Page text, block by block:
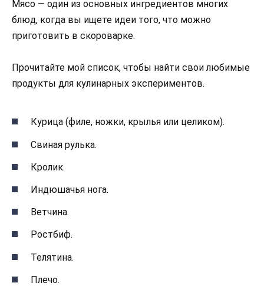
Мясо — один из основных ингредиентов многих
блюд, когда вы ищете идеи того, что можно
приготовить в скороварке.
Прочитайте мой список, чтобы найти свои любимые
продукты для кулинарных экспериментов.
Курица (филе, ножки, крылья или целиком).
Свиная рулька.
Кролик.
Индюшачья нога.
Ветчина.
Ростбиф.
Телятина.
Плечо.